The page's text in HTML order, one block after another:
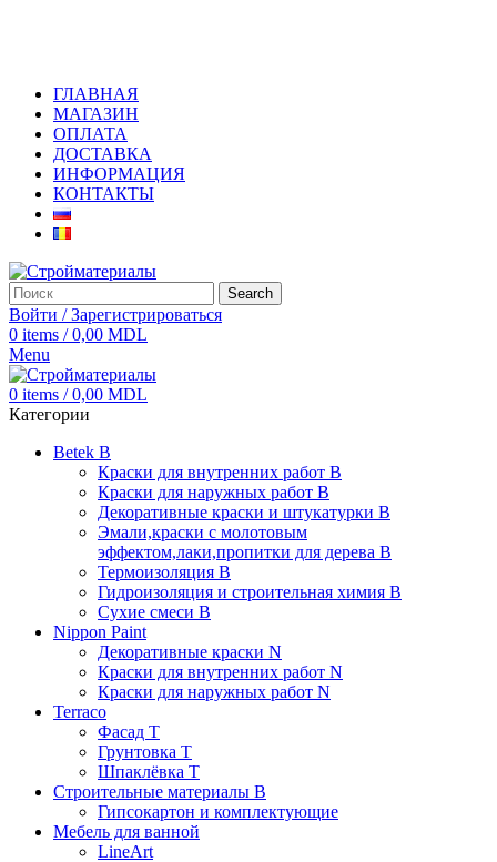
ГЛАВНАЯ
МАГАЗИН
ОПЛАТА
ДОСТАВКА
ИНФОРМАЦИЯ
КОНТАКТЫ
Search
Войти / Зарегистрироваться
0 items / 0,00 MDL
Menu
0 items / 0,00 MDL
Категории
Betek B
Краски для внутренних работ B
Краски для наружных работ B
Декоративные краски и штукатурки В
Эмали,краски с молотовым
эффектом,лаки,пропитки для дерева В
Термоизоляция В
Гидроизоляция и строительная химия В
Сухие смеси B
Nippon Paint
Декоративные краски N
Краски для внутренних работ N
Краски для наружных работ N
Terraco
Фасад Т
Грунтовка T
Шпаклёвка T
Строительные материалы В
Гипсокартон и комплектующие
Мебель для ванной
LineArt